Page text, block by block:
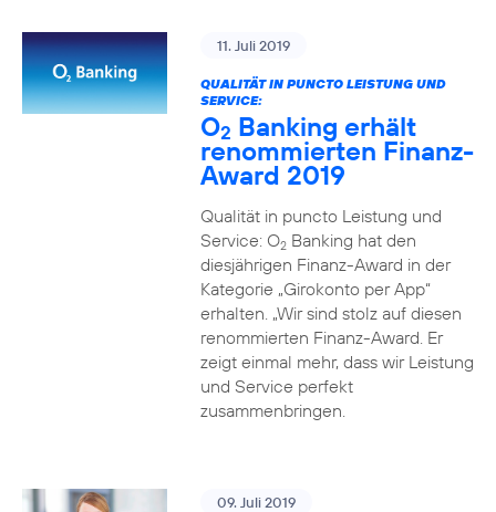
11. Juli 2019
QUALITÄT IN PUNCTO LEISTUNG UND
SERVICE:
O2 Banking erhält
renommierten Finanz-
Award 2019
Qualität in puncto Leistung und
Service: O2Banking hat den
diesjährigen Finanz-Award in der
Kategorie „Girokonto per App“
erhalten. „Wir sind stolz auf diesen
renommierten Finanz-Award. Er
zeigt einmal mehr, dass wir Leistung
und Service perfekt
zusammenbringen.
09. Juli 2019